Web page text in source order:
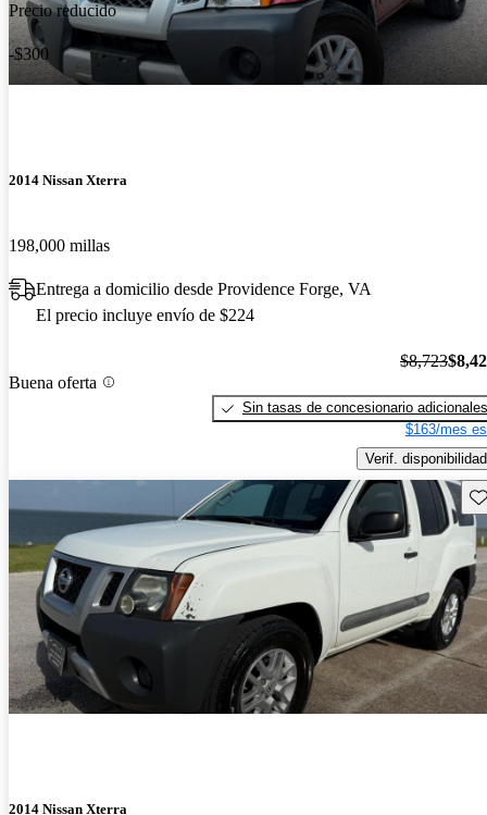
Precio reducido
-$300
2014 Nissan Xterra
198,000 millas
Entrega a domicilio desde Providence Forge, VA
El precio incluye envío de $224
Buena oferta
$8,723
Sin tasas de concesionario adicionales
$163/mes
Verif. disponibilidad
2014 Nissan Xterra